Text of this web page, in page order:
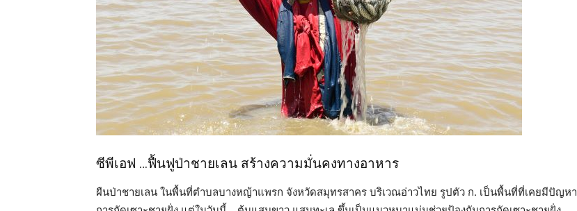
ซีพีเอฟ …ฟื้นฟูป่าชายเลน สร้างความมั่นคงทางอาหาร
ผืนป่าชายเลน ในพื้นที่ตำบลบางหญ้าแพรก จังหวัดสมุทรสาคร บริเวณอ่าวไทย รูปตัว ก. เป็นพื้นที่ที่เคยมีปัญหา